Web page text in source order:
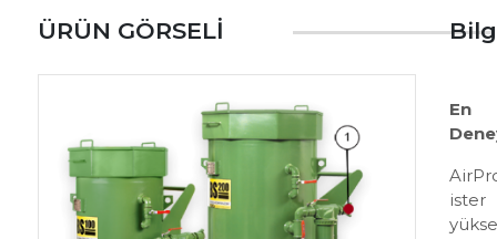
ÜRÜN GÖRSELİ
En